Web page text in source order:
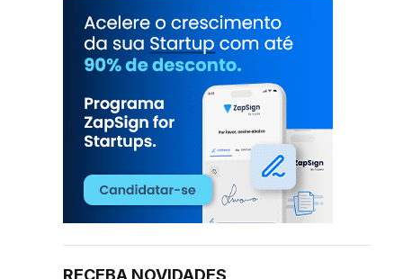
RECEBA NOVIDADES